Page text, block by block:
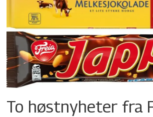
To høstnyheter fra